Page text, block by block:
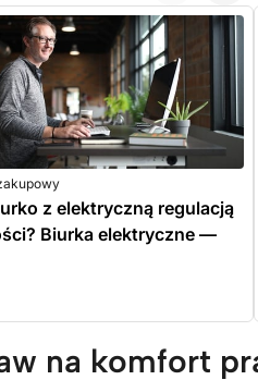
z elektryczną regulacją
Biurka elektryczne —
na komfort